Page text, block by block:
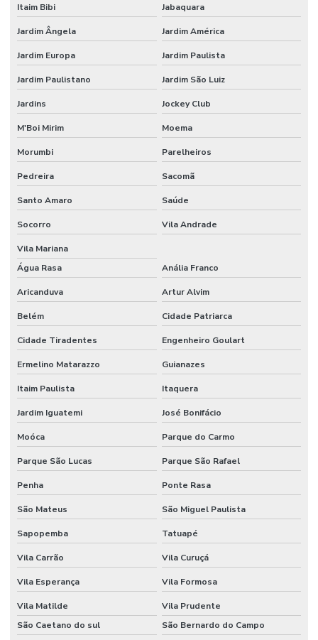
Itaim Bibi Jabaquara
Jardim Ângela Jardim América
Jardim Europa Jardim Paulista
Jardim Paulistano Jardim São Luiz
Jardins Jockey Club
M'Boi Mirim Moema
Morumbi Parelheiros
Pedreira Sacomã
Santo Amaro Saúde
Socorro Vila Andrade
Vila Mariana
Água Rasa
Anália Franco
Aricanduva Artur Alvim
Belém Cidade Patriarca
Cidade Tiradentes Engenheiro Goulart
Ermelino Matarazzo Guianazes
Itaim Paulista Itaquera
Jardim Iguatemi José Bonifácio
Moóca Parque do Carmo
Parque São Lucas Parque São Rafael
Penha Ponte Rasa
São Mateus São Miguel Paulista
Sapopemba Tatuapé
Vila Carrão Vila Curuçá
Vila Esperança Vila Formosa
Vila Matilde
Vila Prudente
São Caetano do sul
São Bernardo do Campo